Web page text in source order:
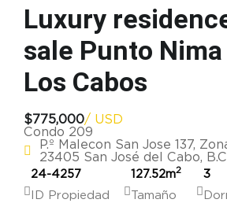
Luxury
sale Punto
Los Cabos
$775,000/ USD
Condo 209
P.º Malecon San Jose 137,
23405 San José del Cabo,
24-4257
ID Propiedad
127.52m2
Tamaño
3